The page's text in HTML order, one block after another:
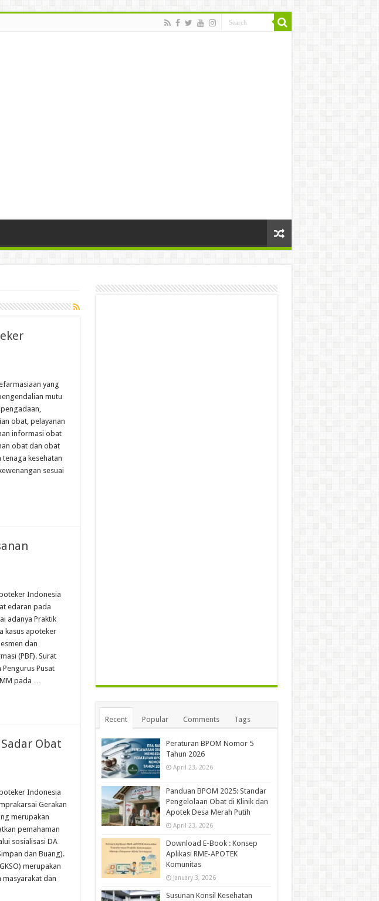
yang
mutu
obat, pelayanan
informasi obat
obat dan obat
kesehatan
sesuai
Indonesia
edaran pada
adanya Praktik
kasus apoteker
dan
(PBF). Surat
Pusat
MM pada …
Obat
Indonesia
Gerakan
merupakan
pemahaman
sosialisasi DA
dan Buang).
merupakan
masyarakat dan
Recent Popular Comments Tags
Peraturan BPOM Nomor 5
Tahun 2026
April 23, 2026
Panduan BPOM 2025: Standar
Pengelolaan Obat di Klinik dan
Apotek Desa Merah Putih
April 23, 2026
Download E-Book : Konsep
Aplikasi RME-APOTEK
Komunitas
January 3, 2026
Susunan Konsil Kesehatan